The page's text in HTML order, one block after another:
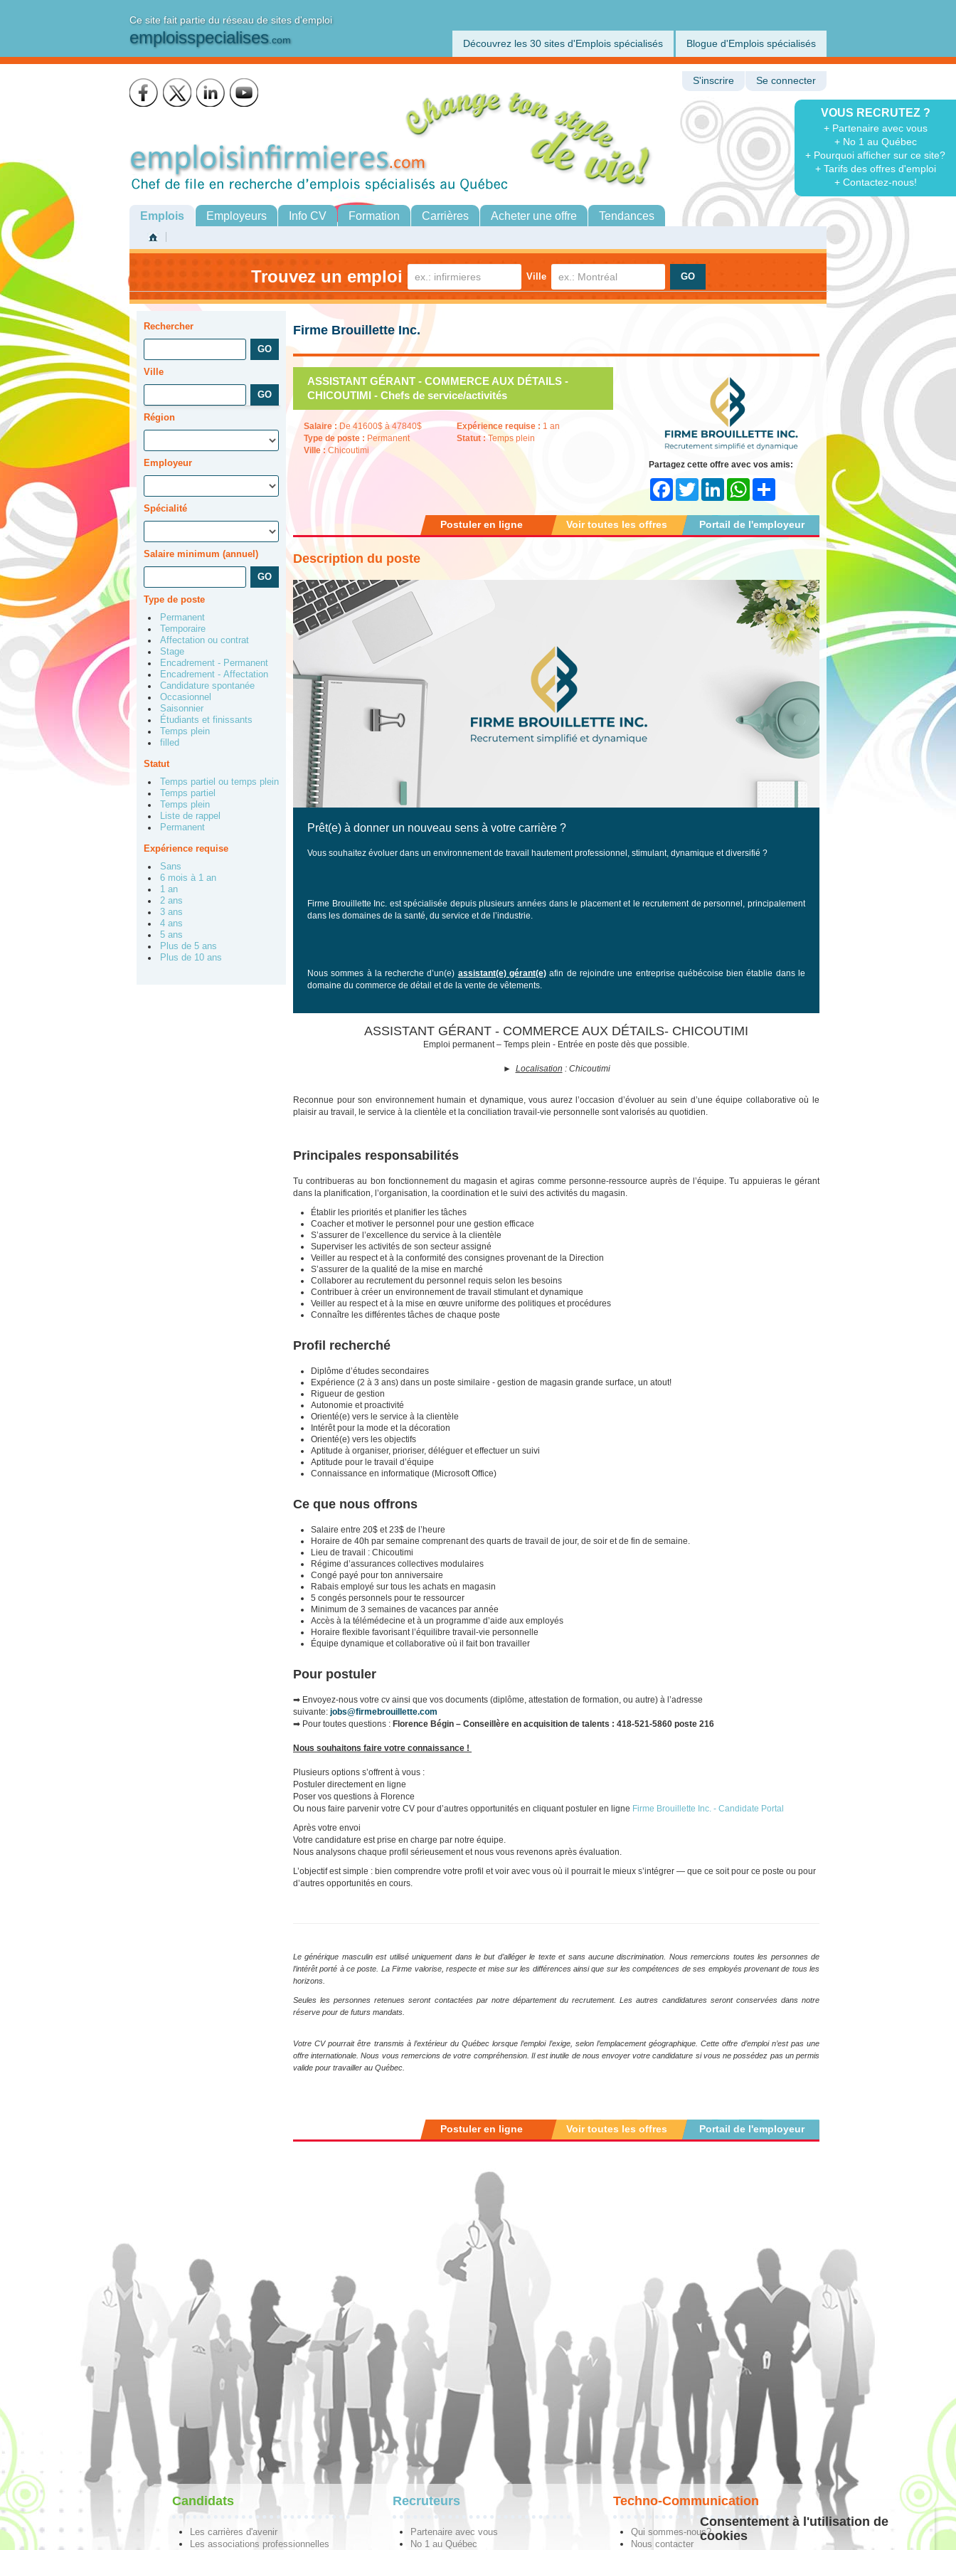
Ce site fait partie du réseau de sites d'emploi
emploisspecialises.com Découvrez les 30 sites d'Emplois spécialisés Blogue d'Emplois spécialisés
VOUS RECRUTEZ ?
+ Partenaire avec vous
+ No 1 au Québec
+ Pourquoi afficher sur ce site?
+ Tarifs des offres d'emploi
+ Contactez-nous!
S'inscrire Se connecter
Emplois Employeurs Info CV Formation Carrières Acheter une offre Tendances
Trouvez un emploi Ville
Rechercher
Ville
Région
Employeur
Spécialité
Salaire minimum (annuel)
Type de poste
Permanent
Temporaire
Affectation ou contrat
Stage
Encadrement - Permanent
Encadrement - Affectation
Candidature spontanée
Occasionnel
Saisonnier
Étudiants et finissants
Temps plein
filled
Statut
Temps partiel ou temps plein
Temps partiel
Temps plein
Liste de rappel
Permanent
Expérience requise
Sans
6 mois à 1 an
1 an
2 ans
3 ans
4 ans
5 ans
Plus de 5 ans
Plus de 10 ans
Firme Brouillette Inc.
ASSISTANT GÉRANT - COMMERCE AUX DÉTAILS -
CHICOUTIMI - Chefs de service/activités
Salaire :De 41600$ à 47840$
Type de poste : Permanent
Ville : Chicoutimi
Expérience requise : 1 an
Statut :Temps plein
Partagez cette offre avec vos amis:
FacebookTwitter LinkedIn WhatsApp
Portail de l'employeur
Voir toutes les offres
Postuler en ligne
Description du poste
Prêt(e) à donner un nouveau sens à votre carrière ?
Vous souhaitez évoluer dans un environnement de travail hautement professionnel, stimulant, dynamique et diversifié ?
Firme Brouillette Inc. est spécialisée depuis plusieurs années dans le placement et le recrutement de personnel, principalement
dans les domaines de la santé, du service et de l’industrie.
Nous sommes à la recherche d’un(e) assistant(e) gérant(e) afin de rejoindre une entreprise québécoise bien établie dans le
domaine du commerce de détail et de la vente de vêtements.
ASSISTANT GÉRANT - COMMERCE AUX DÉTAILS- CHICOUTIMI
Emploi permanent – Temps plein - Entrée en poste dès que possible.
► Localisation : Chicoutimi
Reconnue pour son environnement humain et dynamique, vous aurez l’occasion d’évoluer au sein d’une équipe collaborative où le
plaisir au travail, le service à la clientèle et la conciliation travail-vie personnelle sont valorisés au quotidien.
Principales responsabilités
Tu contribueras au bon fonctionnement du magasin et agiras comme personne-ressource auprès de l’équipe. Tu appuieras le gérant
dans la planification, l’organisation, la coordination et le suivi des activités du magasin.
Établir les priorités et planifier les tâches
Coacher et motiver le personnel pour une gestion efficace
S’assurer de l’excellence du service à la clientèle
Superviser les activités de son secteur assigné
Veiller au respect et à la conformité des consignes provenant de la Direction
S’assurer de la qualité de la mise en marché
Collaborer au recrutement du personnel requis selon les besoins
Contribuer à créer un environnement de travail stimulant et dynamique
Veiller au respect et à la mise en œuvre uniforme des politiques et procédures
Connaître les différentes tâches de chaque poste
Profil recherché
Diplôme d’études secondaires
Expérience (2 à 3 ans) dans un poste similaire - gestion de magasin grande surface, un atout!
Rigueur de gestion
Autonomie et proactivité
Orienté(e) vers le service à la clientèle
Intérêt pour la mode et la décoration
Orienté(e) vers les objectifs
Aptitude à organiser, prioriser, déléguer et effectuer un suivi
Aptitude pour le travail d’équipe
Connaissance en informatique (Microsoft Office)
Ce que nous offrons
Salaire entre 20$ et 23$ de l’heure
Horaire de 40h par semaine comprenant des quarts de travail de jour, de soir et de fin de semaine.
Lieu de travail : Chicoutimi
Régime d’assurances collectives modulaires
Congé payé pour ton anniversaire
Rabais employé sur tous les achats en magasin
5 congés personnels pour te ressourcer
Minimum de 3 semaines de vacances par année
Accès à la télémédecine et à un programme d’aide aux employés
Horaire flexible favorisant l’équilibre travail-vie personnelle
Équipe dynamique et collaborative où il fait bon travailler
Pour postuler
➡ Envoyez-nous votre cv ainsi que vos documents (diplôme, attestation de formation, ou autre) à l’adresse
suivante: jobs@firmebrouillette.com
➡ Pour toutes questions : Florence Bégin – Conseillère en acquisition de talents : 418-521-5860 poste 216
Nous souhaitons faire votre connaissance !
Plusieurs options s’offrent à vous :
Postuler directement en ligne
Poser vos questions à Florence
Ou nous faire parvenir votre CV pour d’autres opportunités en cliquant postuler en ligne Firme Brouillette Inc. - Candidate Portal
Après votre envoi
Votre candidature est prise en charge par notre équipe.
Nous analysons chaque profil sérieusement et nous vous revenons après évaluation.
L’objectif est simple : bien comprendre votre profil et voir avec vous où il pourrait le mieux s’intégrer — que ce soit pour ce poste ou pour
d’autres opportunités en cours.
Le générique masculin est utilisé uniquement dans le but d’alléger le texte et sans aucune discrimination. Nous remercions toutes les personnes de
l’intérêt porté à ce poste. La Firme valorise, respecte et mise sur les différences ainsi que sur les compétences de ses employés provenant de tous les
horizons.
Seules les personnes retenues seront contactées par notre département du recrutement. Les autres candidatures seront conservées dans notre
réserve pour de futurs mandats.
Votre CV pourrait être transmis à l’extérieur du Québec lorsque l’emploi l’exige, selon l’emplacement géographique. Cette offre d’emploi n’est pas une
offre internationale. Nous vous remercions de votre compréhension. Il est inutile de nous envoyer votre candidature si vous ne possédez pas un permis
valide pour travailler au Québec.
Portail de l'employeur
Voir toutes les offres
Postuler en ligne
Candidats
Les carrières d'avenir
Les associations professionnelles
Recruteurs
Partenaire avec vous
No 1 au Québec
Techno-Communication
Qui sommes-nous?
Nous contacter
Consentement à l'utilisation de
cookies